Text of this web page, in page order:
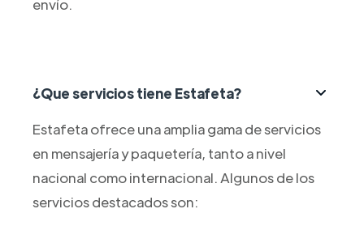
envío.
¿Que servicios tiene Estafeta?
Estafeta ofrece una amplia gama de servicios
en mensajería y paquetería, tanto a nivel
nacional como internacional. Algunos de los
servicios destacados son: